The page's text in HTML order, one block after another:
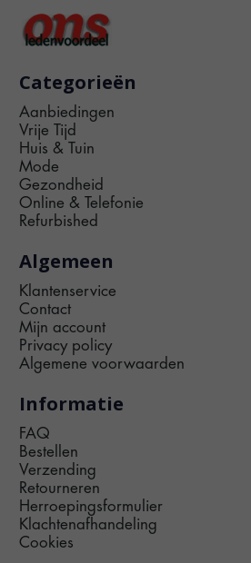
Categorieën
Aanbiedingen
Vrije Tijd
Huis & Tuin
Mode
Gezondheid
Online & Telefonie
Refurbished
Algemeen
Klantenservice
Contact
Mijn account
Privacy policy
Algemene voorwaarden
Informatie
FAQ
Bestellen
Verzending
Retourneren
Herroepingsformulier
Klachtenafhandeling
Cookies